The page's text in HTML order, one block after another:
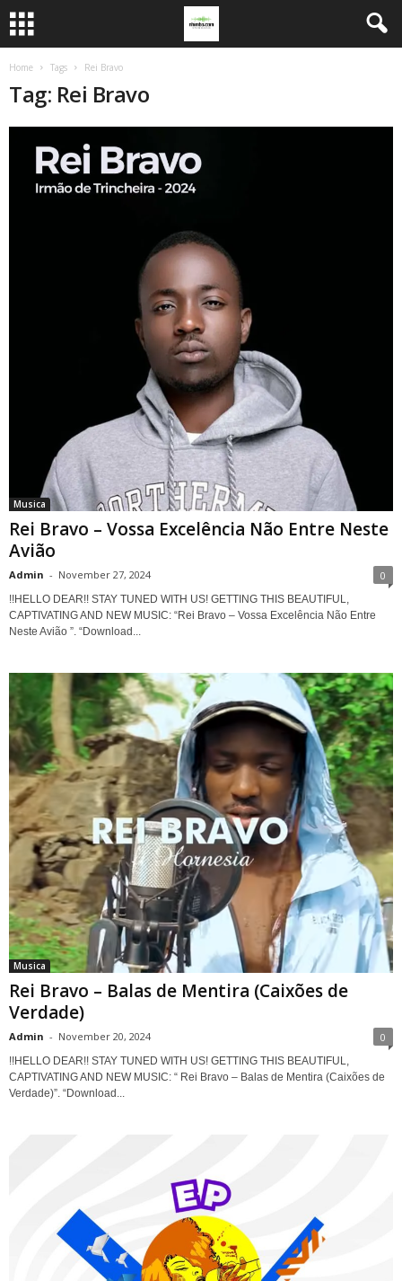
Home Tags Rei Bravo
Tag: Rei Bravo
Musica
Rei Bravo – Vossa Excelência Não Entre Neste
Avião
Admin - November 27, 2024 0
!!HELLO DEAR!! STAY TUNED WITH US! GETTING THIS BEAUTIFUL,
CAPTIVATING AND NEW MUSIC: “Rei Bravo – Vossa Excelência Não Entre
Neste Avião ”. “Download...
Musica
Rei Bravo – Balas de Mentira (Caixões de
Verdade)
Admin - November 20, 2024 0
!!HELLO DEAR!! STAY TUNED WITH US! GETTING THIS BEAUTIFUL,
CAPTIVATING AND NEW MUSIC: “ Rei Bravo – Balas de Mentira (Caixões de
Verdade)”. “Download...